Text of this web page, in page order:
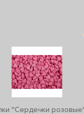
"Сердечки